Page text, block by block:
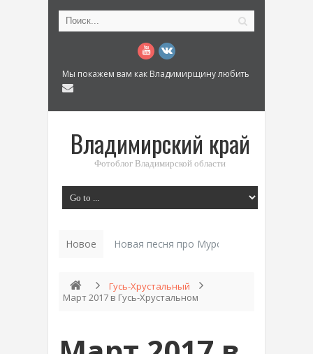
Мы покажем вам как Владимирщину любить
Владимирский край
Фотоблог Владимирской области
Новое Новая песня про Муром: «Былинный
Гусь-Хрустальный
Март 2017 в Гусь-Хрустальном